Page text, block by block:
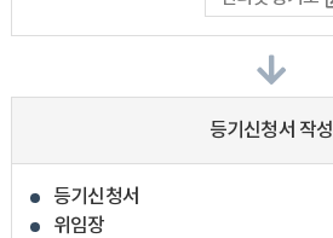
등기신청서 작성
등기신청서
위임장